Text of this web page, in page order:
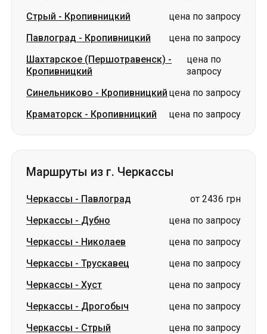
Стрый - Кропивницкий
цена по запросу
Павлоград - Кропивницкий
цена по запросу
Шахтарское (Першотравенск) -
Кропивницкий
цена по
запросу
Синельниково - Кропивницкий цена по запросу
Краматорск - Кропивницкий цена по запросу
Маршруты из г. Черкассы
Черкассы - Павлоград
от 2436 грн
Черкассы - Дубно
цена по запросу
Черкассы - Николаев
цена по запросу
Черкассы - Трускавец
цена по запросу
Черкассы - Хуст
цена по запросу
Черкассы - Дрогобыч
цена по запросу
Черкассы - Стрый
цена по запросу